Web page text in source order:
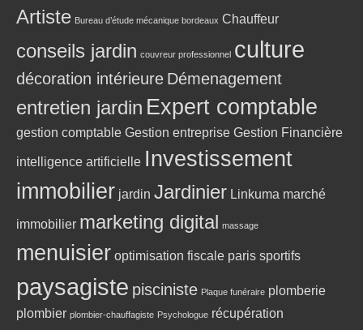
Artiste Bureau d’étude mécanique bordeaux Chauffeur
conseils jardin couvreur professionnel culture
décoration intérieure Démenagement
entretien jardin Expert comptable
gestion comptable Gestion entreprise Gestion Financière
intelligence artificielle Investissement
immobilier jardin Jardinier Linkuma marché
immobilier marketing digital massage
menuisier optimisation fiscale paris sportifs
paysagiste pisciniste Plaque funéraire plomberie
plombier plombier-chauffagiste Psychologue récupération